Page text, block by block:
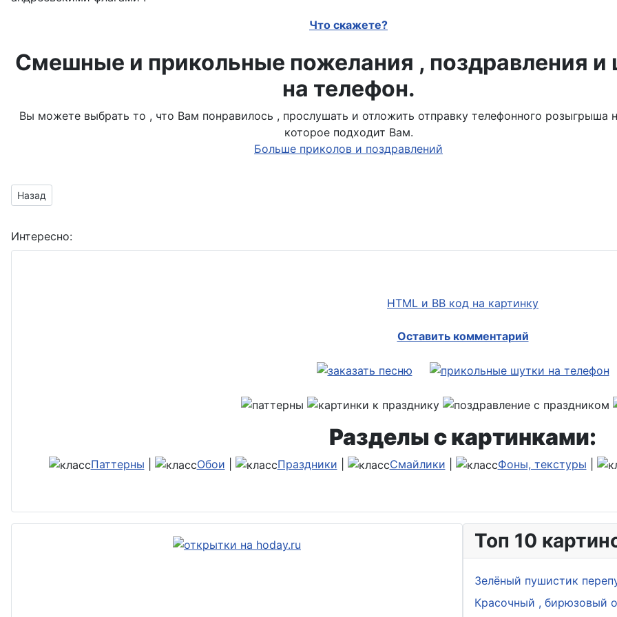
Что скажете?
Смешные и прикольные пожелания , поздравления и
на телефон.
Вы можете выбрать то , что Вам понравилось , прослушать и отложить отправку телефонного розыгрыша
которое подходит Вам.
Больше приколов и поздравлений
Предыдущий материал: Там,где мы,там — Победа!
Назад
Интересно:
HTML и BB код на картинку
Оставить комментарий
Разделы с картинками:
Паттерны Обои Праздники Смайлики Фоны, текстуры
Топ 10
Зелёный пушистик
Красочный , бирюзовый